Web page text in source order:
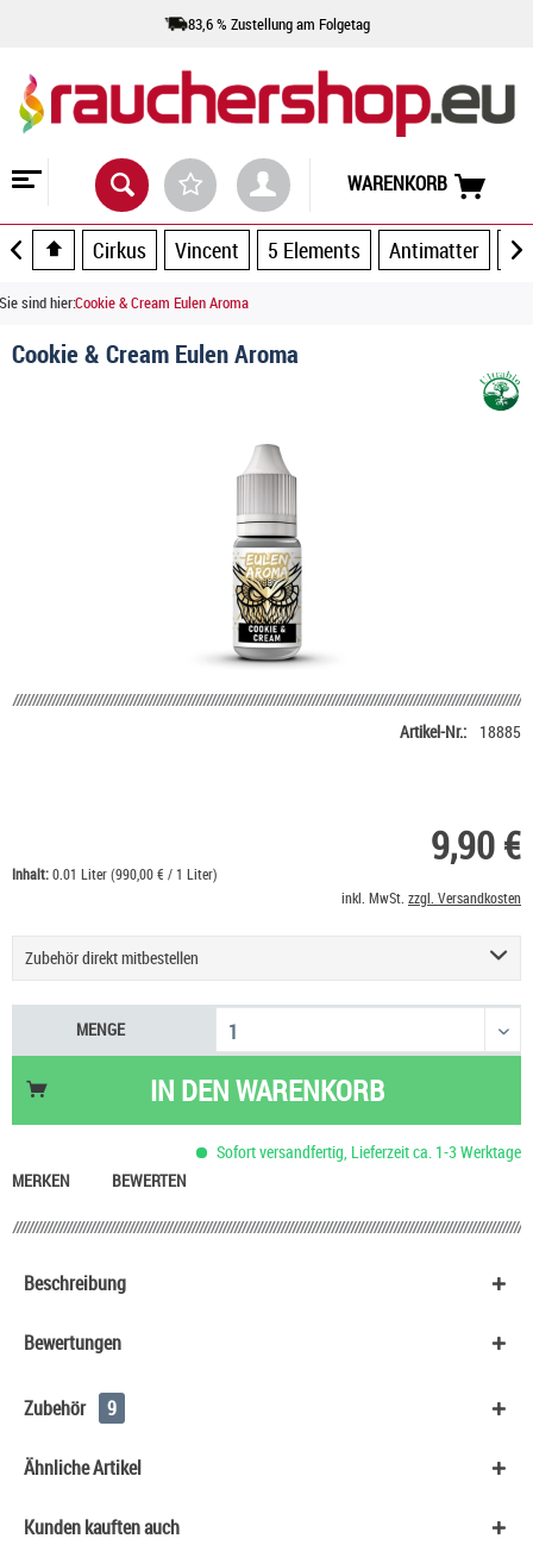
83,6 % Zustellung am Folgetag
WARENKORB
Cirkus Vincent 5 Elements Antimatter
Sie sind hier:Cookie & Cream Eulen Aroma
Cookie & Cream Eulen Aroma
Artikel-Nr.: 18885
9,90 €
Inhalt:0.01 Liter (990,00 € / 1 Liter)
inkl. MwSt. zzgl. Versandkosten
Zubehör direkt mitbestellen
Basis Liquid VPG (50/50) SC - 100 ml
53,90 €
Nikotin Shot 20 mg/ml UltraBio
6,50 €
Ültje Studentenfutter mit Rosinen
53,90 €
MENGE
IN DENWARENKORB
Sofort versandfertig, Lieferzeit ca. 1-3 Werktage
MERKEN
BEWERTEN
Beschreibung
Bewertungen
Zubehör 9
Ähnliche Artikel
Kunden kauften auch